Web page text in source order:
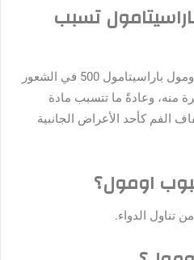
تسبب
من الممكن أن تتسبب حبوب اومول باراسيتامول 500 في الشعور
منه، وعادةً ما تتسبب مادة
الفم كأحد الأعراض الجانبية
اومول؟
تناول الدواء.